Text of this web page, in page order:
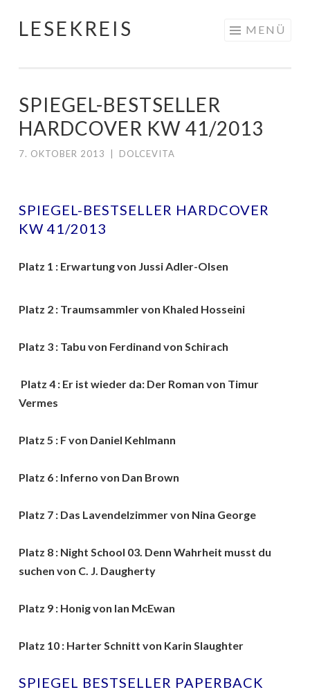
Springe
LESEKREIS MENÜ
SPIEGEL-BESTSELLER
HARDCOVER KW 41/2013
7. OKTOBER 2013 DOLCEVITA
SPIEGEL-BESTSELLER HARDCOVER
KW 41/2013
Platz 1 : Erwartung von Jussi Adler-Olsen
Platz 2 : Traumsammler von Khaled Hosseini
Platz 3 : Tabu von Ferdinand von Schirach
Platz 4 : Er ist wieder da: Der Roman von Timur
Vermes
Platz 5 : F von Daniel Kehlmann
Platz 6 : Inferno von Dan Brown
Platz 7 : Das Lavendelzimmer von Nina George
Platz 8 : Night School 03. Denn Wahrheit musst du
suchen von C. J. Daugherty
Platz 9 : Honig von Ian McEwan
Platz 10 : Harter Schnitt von Karin Slaughter
SPIEGEL BESTSELLER PAPERBACK